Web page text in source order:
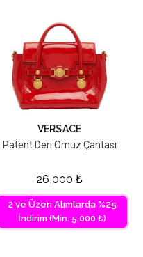
VERSACE
Patent Deri Omuz Çantası
26,000 ₺
2 ve Üzeri Alımlarda %25
İndirim (Min. 5,000 ₺)